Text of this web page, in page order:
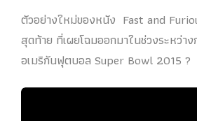
ตัวอย่างใหม่ของหนัง Fast and
สุดท้าย ที่เผยโฉมออกมาในช่วงระหว่า
อเมริกันฟุตบอล Super Bowl 2015 ?